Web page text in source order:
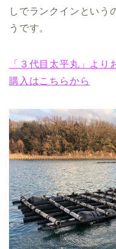
しでランクインという
うです。
「３代目太平丸」よ
購入はこちらから